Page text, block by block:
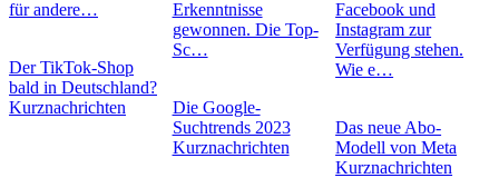
für andere…
Der TikTok-Shop
bald in Deutschland?
Kurznachrichten
Erkenntnisse
gewonnen. Die Top-
Sc…
Die Google-
Suchtrends 2023
Kurznachrichten
Facebook und
Instagram zur
Verfügung stehen.
Wie e…
Das neue Abo-
Modell von Meta
Kurznachrichten